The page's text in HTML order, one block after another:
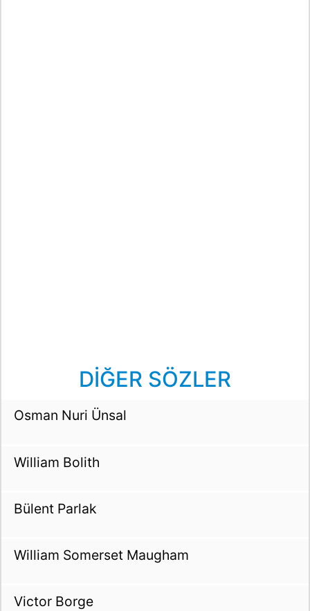
DİĞER SÖZLER
Osman Nuri Ünsal
William Bolith
Bülent Parlak
William Somerset Maugham
Victor Borge